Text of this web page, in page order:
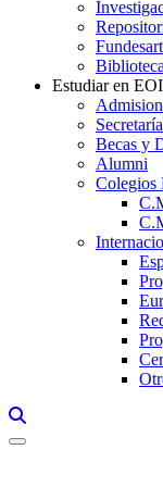
Biblioteca
Estudiar en EOI
Becas y
Alumni
Colegios